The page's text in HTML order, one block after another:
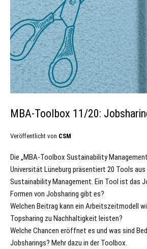
MBA-Toolbox 11/20:
Veröffentlicht von CSM
Die „MBA-Toolbox Sustainability
Universität Lüneburg präsentiert 20 Tools aus
Sustainability Management. Ein Tool ist das
Formen von Jobsharing gibt es?
Welchen Beitrag kann ein Arbeitszeitmodell
Topsharing zu Nachhaltigkeit leisten?
Welche Chancen eröffnet es und was sind
Jobsharings? Mehr dazu in der Toolbox.